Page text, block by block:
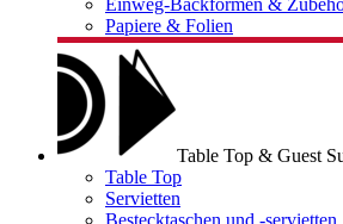
Einweg-Backformen &
Papiere & Folien
Table Top & Guest
Table Top
Servietten